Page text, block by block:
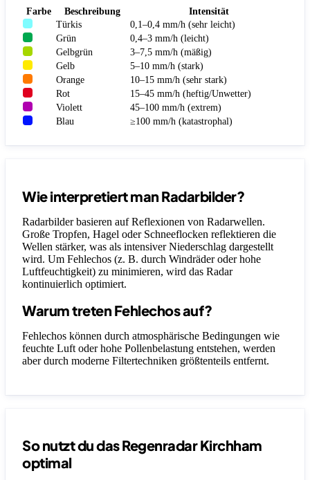
Farbe Beschreibung
Intensität
Türkis
0,1–0,4 mm/h (sehr leicht)
Grün
0,4–3 mm/h (leicht)
Gelbgrün
3–7,5 mm/h (mäßig)
Gelb
5–10 mm/h (stark)
Orange
10–15 mm/h (sehr stark)
Rot
15–45 mm/h (heftig/Unwetter)
Violett
45–100 mm/h (extrem)
Blau
≥100 mm/h (katastrophal)
Wie interpretiert man Radarbilder?
Radarbilder basieren auf Reflexionen von Radarwellen.
Große Tropfen, Hagel oder Schneeflocken reflektieren die
Wellen stärker, was als intensiver Niederschlag dargestellt
wird. Um Fehlechos (z. B. durch Windräder oder hohe
Luftfeuchtigkeit) zu minimieren, wird das Radar
kontinuierlich optimiert.
Warum treten Fehlechos auf?
Fehlechos können durch atmosphärische Bedingungen wie
feuchte Luft oder hohe Pollenbelastung entstehen, werden
aber durch moderne Filtertechniken größtenteils entfernt.
So nutzt du das Regenradar Kirchham
optimal